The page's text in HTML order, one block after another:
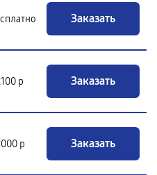
Заказать
р Заказать
р Заказать